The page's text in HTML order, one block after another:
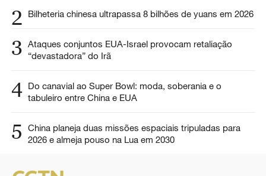
2 Bilheteria chinesa ultrapassa 8 bilhões de yuans em 2026
3 Ataques conjuntos EUA-Israel provocam retaliação
“devastadora” do Irã
4 Do canavial ao Super Bowl: moda, soberania e o
tabuleiro entre China e EUA
5
China planeja duas missões espaciais tripuladas para
2026 e almeja pouso na Lua em 2030